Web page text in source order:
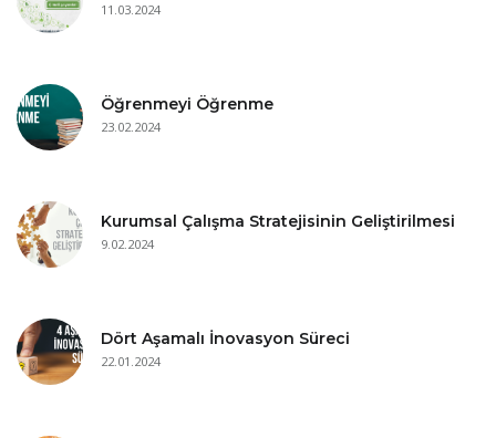
11.03.2024
Öğrenmeyi Öğrenme
23.02.2024
Kurumsal Çalışma Stratejisinin Geliştirilmesi
9.02.2024
Dört Aşamalı İnovasyon Süreci
22.01.2024